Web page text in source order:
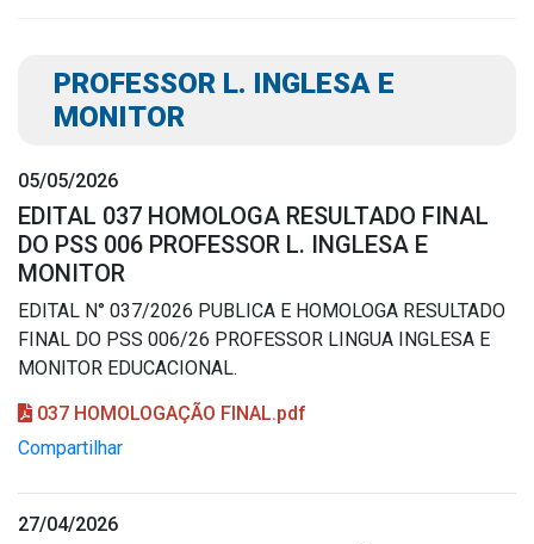
PROFESSOR L. INGLESA E
MONITOR
05/05/2026
EDITAL 037 HOMOLOGA RESULTADO FINAL
DO PSS 006 PROFESSOR L. INGLESA E
MONITOR
EDITAL N° 037/2026 PUBLICA E HOMOLOGA RESULTADO
FINAL DO PSS 006/26 PROFESSOR LINGUA INGLESA E
MONITOR EDUCACIONAL.
037 HOMOLOGAÇÃO FINAL.pdf
Compartilhar
27/04/2026